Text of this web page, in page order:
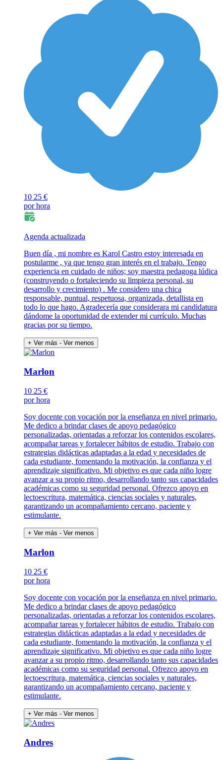
10 25 €
por hora
Agenda actualizada
Buen día , mi nombre es Karol Castro estoy interesada en
postularme , ya que tengo gran interés en el trabajo. Tengo
experiencia en cuidado de niños; soy maestra pedagoga lúdica
(construyendo o fortaleciendo su limpieza personal, su
desarrollo y crecimiento) . Me considero una chica
responsable, puntual, respetuosa, organizada, detallista en
todo lo que hago. Agradecería que considerara mi candidatura
dándome la oportunidad de extender mi currículo. Muchas
gracias por su tiempo.
+ Ver más - Ver menos
Marlon
10 25 €
por hora
Soy docente con vocación por la enseñanza en nivel primario.
Me dedico a brindar clases de apoyo pedagógico
personalizadas, orientadas a reforzar los contenidos escolares,
acompañar tareas y fortalecer hábitos de estudio. Trabajo con
estrategias didácticas adaptadas a la edad y necesidades de
cada estudiante, fomentando la motivación, la confianza y el
aprendizaje significativo. Mi objetivo es que cada niño logre
avanzar a su propio ritmo, desarrollando tanto sus capacidades
académicas como su seguridad personal. Ofrezco apoyo en
lectoescritura, matemática, ciencias sociales y naturales,
garantizando un acompañamiento cercano, paciente y
estimulante.
+ Ver más - Ver menos
Marlon
10 25 €
por hora
Soy docente con vocación por la enseñanza en nivel primario.
Me dedico a brindar clases de apoyo pedagógico
personalizadas, orientadas a reforzar los contenidos escolares,
acompañar tareas y fortalecer hábitos de estudio. Trabajo con
estrategias didácticas adaptadas a la edad y necesidades de
cada estudiante, fomentando la motivación, la confianza y el
aprendizaje significativo. Mi objetivo es que cada niño logre
avanzar a su propio ritmo, desarrollando tanto sus capacidades
académicas como su seguridad personal. Ofrezco apoyo en
lectoescritura, matemática, ciencias sociales y naturales,
garantizando un acompañamiento cercano, paciente y
estimulante.
+ Ver más - Ver menos
Andres